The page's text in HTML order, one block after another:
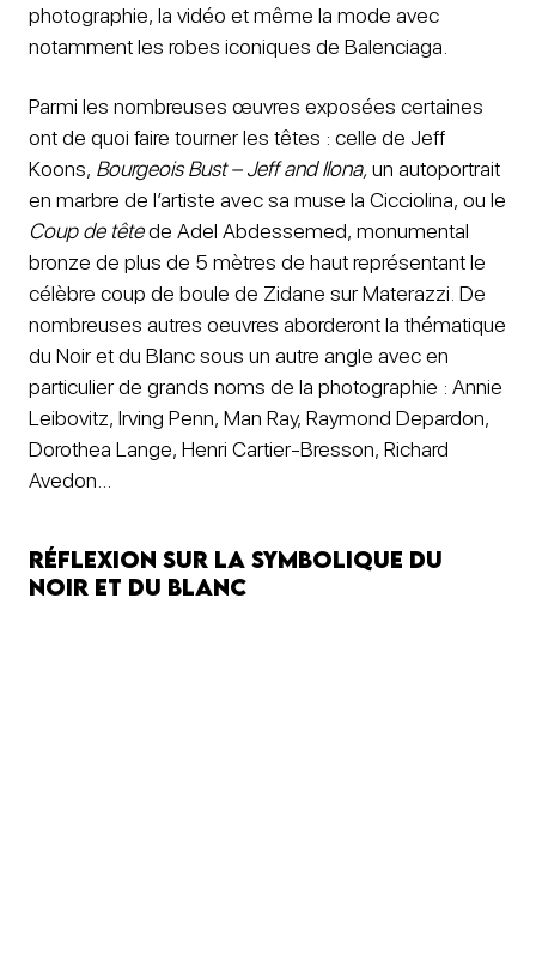
photographie, la vidéo et même la mode avec
notamment les robes iconiques de Balenciaga.
Parmi les nombreuses œuvres exposées certaines
ont de quoi faire tourner les têtes : celle de Jeff
Koons, Bourgeois Bust – Jeff and Ilona,un autoportrait
en marbre de l’artiste avec sa muse la Cicciolina, ou le
Coup de têtede Adel Abdessemed, monumental
bronze de plus de 5 mètres de haut représentant le
célèbre coup de boule de Zidane sur Materazzi. De
nombreuses autres oeuvres aborderont la thématique
du Noir et du Blanc sous un autre angle avec en
particulier de grands noms de la photographie : Annie
Leibovitz, Irving Penn, Man Ray, Raymond Depardon,
Dorothea Lange, Henri Cartier-Bresson, Richard
Avedon…
Réflexion sur la symbolique du
noir et du blanc